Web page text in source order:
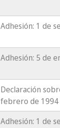
Adhesión: 1 de
Adhesión: 5 de
Declaración
febrero de 1994
Adhesión: 1 de